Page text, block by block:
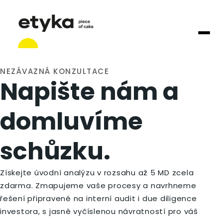
NEZÁVAZNÁ KONZULTACE
Napište nám a
domluvíme
schůzku.
Získejte úvodní analýzu v rozsahu až 5 MD zcela
zdarma. Zmapujeme vaše procesy a navrhneme
řešení připravené na interní audit i due diligence
investora, s jasně vyčíslenou návratností pro váš